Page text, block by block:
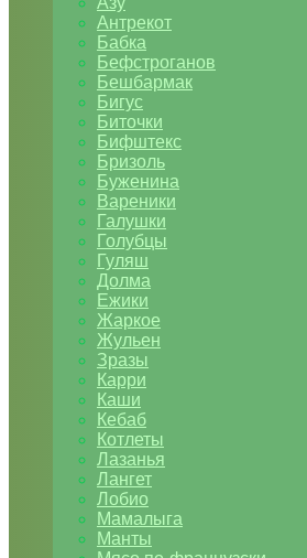
Антрекот
Бабка
Бефстроганов
Бешбармак
Бигус
Биточки
Бифштекс
Бризоль
Буженина
Вареники
Галушки
Голубцы
Гуляш
Долма
Ежики
Жаркое
Жульен
Зразы
Карри
Каши
Кебаб
Котлеты
Лазанья
Лангет
Лобио
Мамалыга
Манты